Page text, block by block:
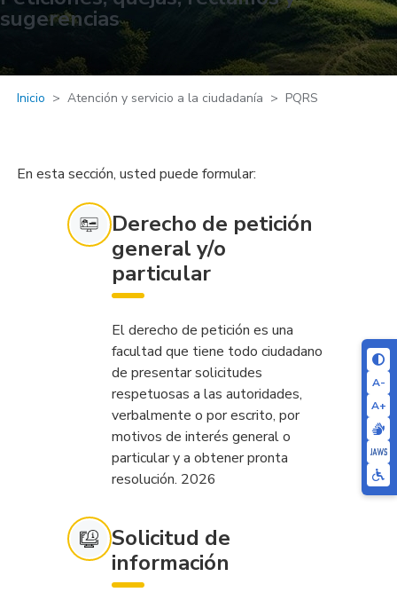
A-
A+
sugerencias
Inicio Atención y servicio a la ciudadanía PQRS
En esta sección, usted puede formular:
Derecho de petición
general y/o
particular
El derecho de petición es una
facultad que tiene todo ciudadano
de presentar solicitudes
respetuosas a las autoridades,
verbalmente o por escrito, por
motivos de interés general o
particular y a obtener pronta
resolución. 2026
Solicitud de
información